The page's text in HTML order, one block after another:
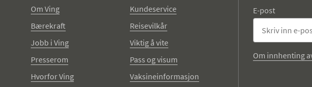
Om Ving
Bærekraft
Jobb i Ving
Presserom
Hvorfor Ving
Kundeservice
Reisevilkår
Viktig å vite
Pass og visum
Vaksineinformasjon
E-post
Om innhenting